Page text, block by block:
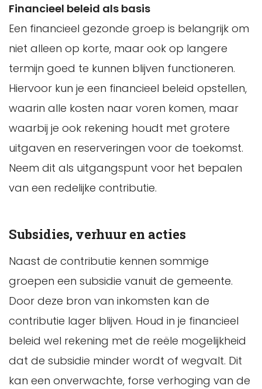
Financieel beleid als basis
Een financieel gezonde groep is belangrijk om
niet alleen op korte, maar ook op langere
termijn goed te kunnen blijven functioneren.
Hiervoor kun je een financieel beleid opstellen,
waarin alle kosten naar voren komen, maar
waarbij je ook rekening houdt met grotere
uitgaven en reserveringen voor de toekomst.
Neem dit als uitgangspunt voor het bepalen
van een redelijke contributie.
Subsidies, verhuur en acties
Naast de contributie kennen sommige
groepen een subsidie vanuit de gemeente.
Door deze bron van inkomsten kan de
contributie lager blijven. Houd in je financieel
beleid wel rekening met de reële mogelijkheid
dat de subsidie minder wordt of wegvalt. Dit
kan een onverwachte, forse verhoging van de